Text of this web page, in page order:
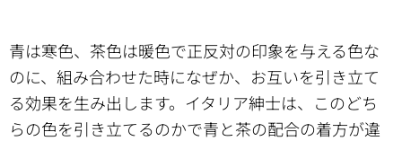
青は寒色、茶色は暖色で正反対の印象を与える色な
のに、組み合わせた時になぜか、お互いを引き立て
る効果を生み出します。イタリア紳士は、このどち
らの色を引き立てるのかで青と茶の配合の着方が違